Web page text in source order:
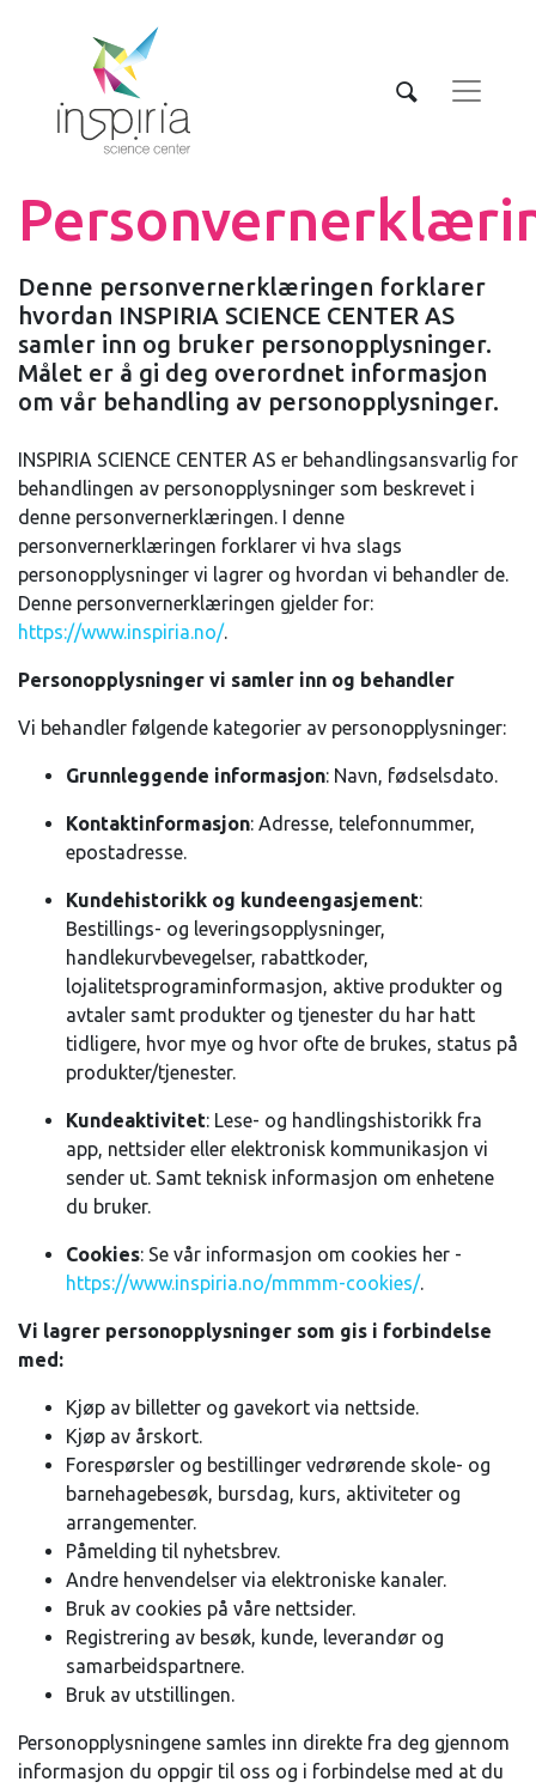
Denne personvernerklæringen forklarer
hvordan INSPIRIA SCIENCE CENTER AS
samler inn og bruker personopplysninger.
Målet er å gi deg overordnet informasjon
om vår behandling av personopplysninger.
INSPIRIA SCIENCE CENTER AS er behandlingsansvarlig for
behandlingen av personopplysninger som beskrevet i
denne personvernerklæringen. I denne
personvernerklæringen forklarer vi hva slags
personopplysninger vi lagrer og hvordan vi behandler de.
Denne personvernerklæringen gjelder for:
https://www.inspiria.no/.
Personopplysninger vi samler inn og behandler
Vi behandler følgende kategorier av personopplysninger:
Grunnleggende informasjon: Navn, fødselsdato.
Kontaktinformasjon: Adresse, telefonnummer,
epostadresse.
Kundehistorikk og kundeengasjement:
Bestillings- og leveringsopplysninger,
handlekurvbevegelser, rabattkoder,
lojalitetsprograminformasjon, aktive produkter og
avtaler samt produkter og tjenester du har hatt
tidligere, hvor mye og hvor ofte de brukes, status på
produkter/tjenester.
Kundeaktivitet: Lese- og handlingshistorikk fra
app, nettsider eller elektronisk kommunikasjon vi
sender ut. Samt teknisk informasjon om enhetene
du bruker.
Cookies: Se vår informasjon om cookies her -
https://www.inspiria.no/mmmm-cookies/.
Vi lagrer personopplysninger som gis i forbindelse
med:
Kjøp av billetter og gavekort via nettside.
Kjøp av årskort.
Forespørsler og bestillinger vedrørende skole- og
barnehagebesøk, bursdag, kurs, aktiviteter og
arrangementer.
Påmelding til nyhetsbrev.
Andre henvendelser via elektroniske kanaler.
Bruk av cookies på våre nettsider.
Registrering av besøk, kunde, leverandør og
samarbeidspartnere.
Bruk av utstillingen.
Personopplysningene samles inn direkte fra deg gjennom
informasjon du oppgir til oss og i forbindelse med at du